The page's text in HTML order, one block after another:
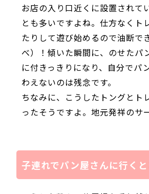
お店の入り口近くに設置されて
とも多いですよね。仕方なく
たりして遊び始めるので油断で
べ）！傾いた瞬間に、のせたパ
に付きっきりになり、自分で
わえないのは残念です。
ちなみに、こうしたトングとト
ったそうですよ。地元発祥のサ
子連れでパン屋さんに行く